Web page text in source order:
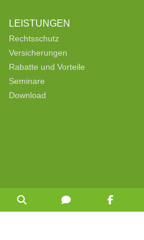
LEISTUNGEN
Rechtsschutz
Versicherungen
Rabatte und Vorteile
Seminare
Download